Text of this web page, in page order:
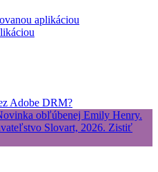
aplikáciou
Adobe DRM?